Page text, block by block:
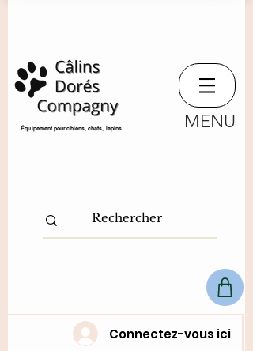
​Équipement pour chiens, chats, lapins MENU
Connectez-vous ici